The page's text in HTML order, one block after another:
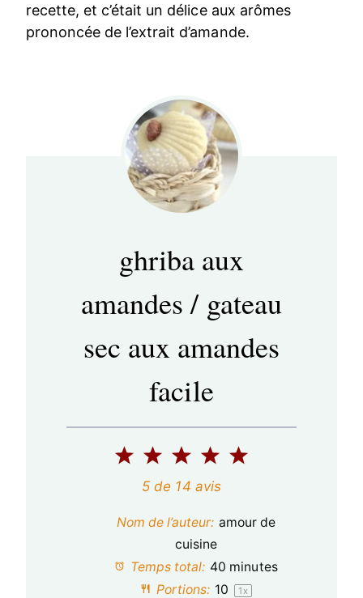
recette, et c’était un délice aux arômes
prononcée de l’extrait d’amande.
ghriba aux
amandes / gateau
sec aux amandes
facile
5
t
i
4
é
t
i
3
é
t
o
i
2
é
t
i
1
é
t
i
5 de 14 avis
Nom de l’auteur: amour de
cuisine
Temps total: 40 minutes
Portions: 10 1 x